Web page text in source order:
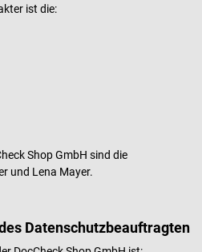
ist die:
Shop GmbH sind die
und Lena Mayer.
Datenschutzbeauftragten